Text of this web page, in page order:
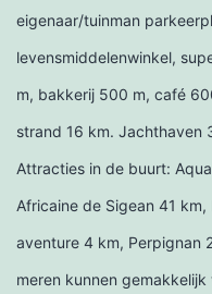
eigenaar/tuinman
levensmiddelenwinkel,
m, bakkerij 500 m, café
strand 16 km. Jachthaven
Attracties in de buurt:
Africaine de Sigean 41
aventure 4 km, Perpignan
meren kunnen